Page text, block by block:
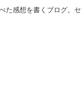
た感想を書くブログ。